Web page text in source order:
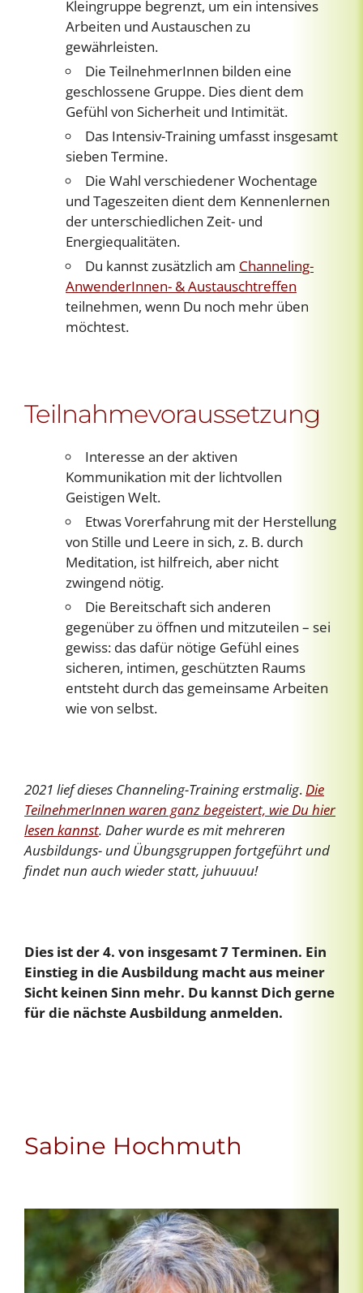
Kleingruppe begrenzt, um ein intensives
Arbeiten und Austauschen zu
gewährleisten.
Die TeilnehmerInnen bilden eine
geschlossene Gruppe. Dies dient dem
Gefühl von Sicherheit und Intimität.
Das Intensiv-Training umfasst insgesamt
sieben Termine.
Die Wahl verschiedener Wochentage
und Tageszeiten dient dem Kennenlernen
der unterschiedlichen Zeit- und
Energiequalitäten.
Du kannst zusätzlich am Channeling-
AnwenderInnen- & Austauschtreffen
teilnehmen, wenn Du noch mehr üben
möchtest.
Teilnahmevoraussetzung
Interesse an der aktiven
Kommunikation mit der lichtvollen
Geistigen Welt.
Etwas Vorerfahrung mit der Herstellung
von Stille und Leere in sich, z. B. durch
Meditation, ist hilfreich, aber nicht
zwingend nötig.
Die Bereitschaft sich anderen
gegenüber zu öffnen und mitzuteilen – sei
gewiss: das dafür nötige Gefühl eines
sicheren, intimen, geschützten Raums
entsteht durch das gemeinsame Arbeiten
wie von selbst.
2021 lief dieses Channeling-Training erstmalig.Die
TeilnehmerInnen waren ganz begeistert, wie Du hier
lesen kannst. Daher wurde es mit mehreren
Ausbildungs- und Übungsgruppen fortgeführt und
findet nun auch wieder statt, juhuuuu!
Dies ist der 4. von insgesamt 7 Terminen. Ein
Einstieg in die Ausbildung macht aus meiner
Sicht keinen Sinn mehr. Du kannst Dich gerne
für die nächste Ausbildung anmelden.
Sabine Hochmuth